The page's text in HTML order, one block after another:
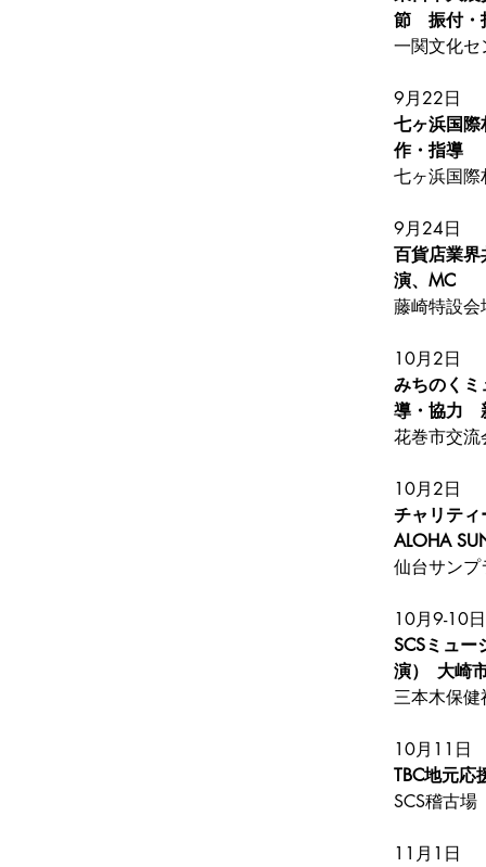
節　振付・
一関文化
9月22日
七ヶ浜国
作・指導
七ヶ浜国際
9月24日
百貨店業界
演、MC
藤崎特設
10月2日
みちのく
花巻市交流
10月2日
チャリテ
ALOHA
仙台サン
10月9-10日
SCSミュ
演）	大崎
三本木保
10月11日
TBC地元応
SCS稽古場
11月1日